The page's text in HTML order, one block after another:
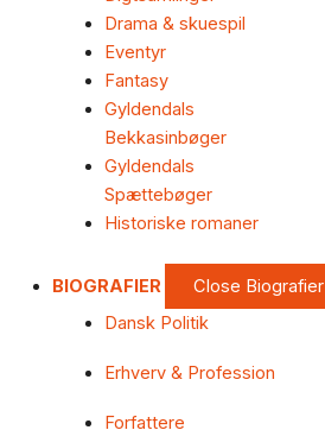
Drama & skuespil
Eventyr
Fantasy
Gyldendals
Bekkasinbøger
Gyldendals
Spættebøger
Historiske romaner
BIOGRAFIER Close Biografier
Dansk Politik
Erhverv & Profession
Forfattere